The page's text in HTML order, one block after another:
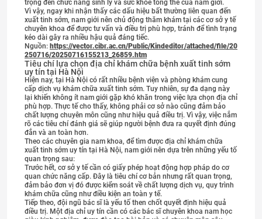
trọng đến chức năng sinh lý và sức khỏe tổng thể của nam giới.
Vì vậy, ngay khi nhận thấy các dấu hiệu bất thường liên quan đến
xuất tinh sớm, nam giới nên chủ động thăm khám tại các cơ sở y tế
chuyên khoa để được tư vấn và điều trị phù hợp, tránh để tình trạng
kéo dài gây ra nhiều hậu quả đáng tiếc.
Nguồn: https://vector.cibr.ac.cn/Public/Kindeditor/attached/file/20
250716/20250716155213_26859.htm
Tiêu chí lựa chọn địa chỉ khám chữa bệnh xuất tinh sớm
uy tín tại Hà Nội
Hiện nay, tại Hà Nội có rất nhiều bệnh viện và phòng khám cung
cấp dịch vụ khám chữa xuất tinh sớm. Tuy nhiên, sự đa dạng này
lại khiến không ít nam giới gặp khó khăn trong việc lựa chọn địa chỉ
phù hợp. Thực tế cho thấy, không phải cơ sở nào cũng đảm bảo
chất lượng chuyên môn cũng như hiệu quả điều trị. Vì vậy, việc nắm
rõ các tiêu chí đánh giá sẽ giúp người bệnh đưa ra quyết định đúng
đắn và an toàn hơn.
Theo các chuyên gia nam khoa, để tìm được địa chỉ khám chữa
xuất tinh sớm uy tín tại Hà Nội, nam giới nên dựa trên những yếu tố
quan trọng sau:
Trước hết, cơ sở y tế cần có giấy phép hoạt động hợp pháp do cơ
quan chức năng cấp. Đây là tiêu chí cơ bản nhưng rất quan trọng,
đảm bảo đơn vị đó được kiểm soát về chất lượng dịch vụ, quy trình
khám chữa cũng như điều kiện an toàn y tế.
Tiếp theo, đội ngũ bác sĩ là yếu tố then chốt quyết định hiệu quả
điều trị. Một địa chỉ uy tín cần có các bác sĩ chuyên khoa nam học